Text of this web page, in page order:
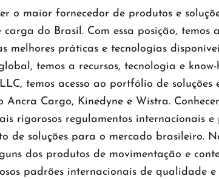
o maior fornecedor de produtos e
do Brasil. Com essa posição,
melhores práticas e tecnologias
temos a recursos, tecnologia e
temos acesso ao portfólio de
Cargo, Kinedyne e Wistra.
rigorosos regulamentos internacionais
de soluções para o mercado brasileiro.
dos produtos de movimentação e
padrões internacionais de qualidade